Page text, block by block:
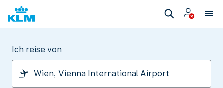
Ich reise von